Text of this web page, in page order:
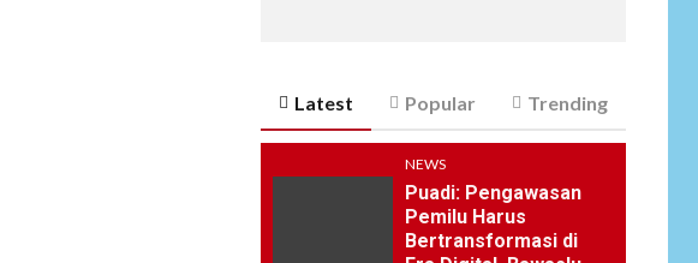
Latest Popular Trending
NEWS
Puadi: Pengawasan
Pemilu Harus
Bertransformasi di